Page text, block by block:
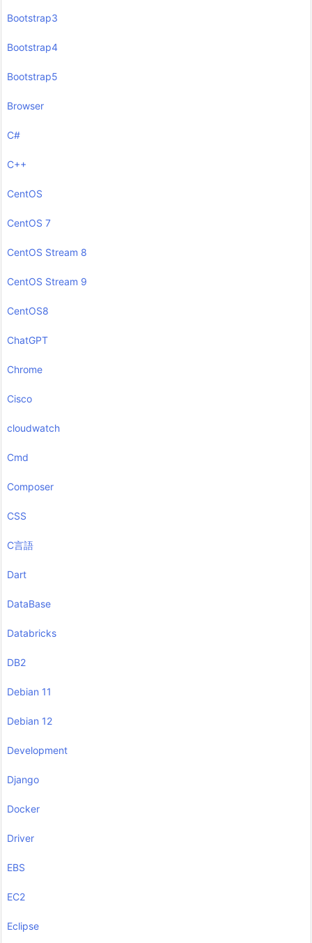
Bootstrap3
Bootstrap4
Bootstrap5
Browser
C#
C++
CentOS
CentOS 7
CentOS Stream 8
CentOS Stream 9
CentOS8
ChatGPT
Chrome
Cisco
cloudwatch
Cmd
Composer
CSS
C言語
Dart
DataBase
Databricks
DB2
Debian 11
Debian 12
Development
Django
Docker
Driver
EBS
EC2
Eclipse